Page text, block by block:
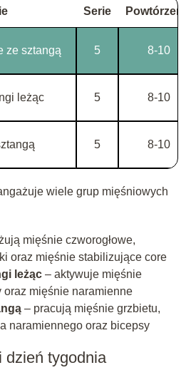
Serie
ze sztangą 5 8-10
leżąc 5 8-10
5 8-10
wiele grup mięśniowych
mięśnie czworogłowe,
oraz mięśnie stabilizujące core
leżąc– aktywuje mięśnie
oraz mięśnie naramienne
– pracują mięśnie grzbietu,
naramiennego oraz bicepsy
dzień tygodnia